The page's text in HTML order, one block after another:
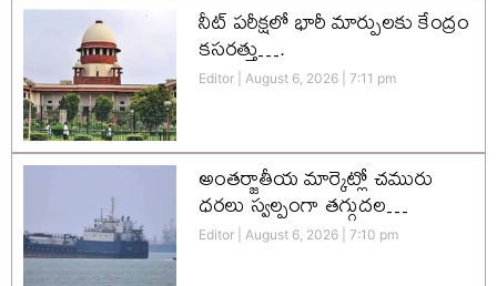
నీట్ పరీక్షలో భారీ మార్పులకు కేంద్రం
కసరత్తు….
Editor August 6, 2026 7:11 pm
అంతర్జాతీయ మార్కెట్లో చమురు
ధరలు స్వల్పంగా తగ్గుదల…
Editor August 6, 2026 7:10 pm